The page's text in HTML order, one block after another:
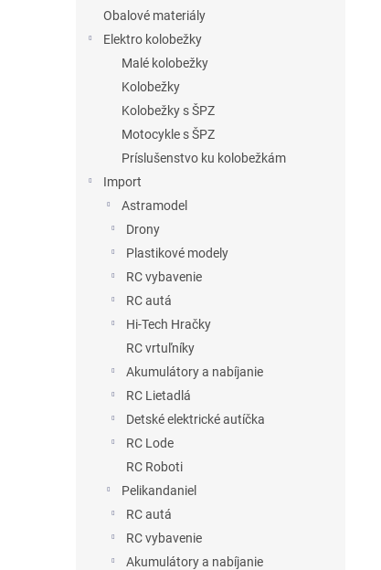
Obalové materiály
Elektro kolobežky
Malé kolobežky
Kolobežky
Kolobežky s ŠPZ
Motocykle s ŠPZ
Príslušenstvo ku kolobežkám
Import
Astramodel
Drony
Plastikové modely
RC vybavenie
RC autá
Hi-Tech Hračky
RC vrtuľníky
Akumulátory a nabíjanie
RC Lietadlá
Detské elektrické autíčka
RC Lode
RC Roboti
Pelikandaniel
RC autá
RC vybavenie
Akumulátory a nabíjanie